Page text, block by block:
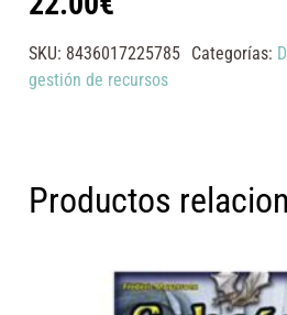
SKU: 8436017225785 Categorías:
gestión de recursos
Productos